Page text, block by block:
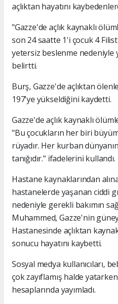
açlıktan hayatını
"Gazze'de açlık kaynaklı
son 24 saatte 1'i çocuk 4
yetersiz beslenme nedeniyle
belirtti.
Burş, Gazze'de açlıktan
197'ye yükseldiğini kaydetti.
Gazze'de açlık kaynaklı
"Bu çocukların her biri
rüyadır. Her kurban
tanığıdır." ifadelerini kullandı.
Hastane kaynaklarından
hastanelerde yaşanan ciddi
nedeniyle gerekli bakımın
Muhammed, Gazze'nin
Hastanesinde açlıktan
sonucu hayatını kaybetti.
Sosyal medya kullanıcıları,
çok zayıflamış halde
hesaplarında yayımladı.